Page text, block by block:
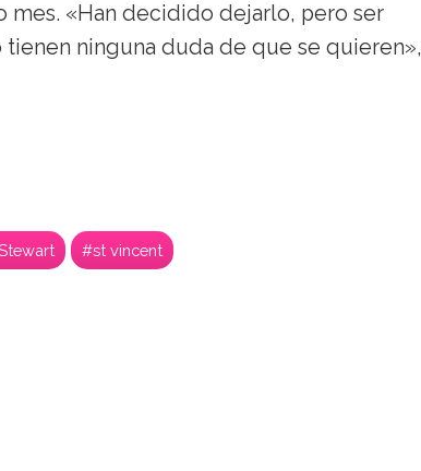
mes. «Han decidido dejarlo, pero ser
ninguna duda de que se quieren»,
#st vincent